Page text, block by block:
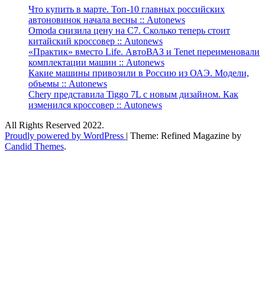
Что купить в марте. Топ-10 главных российских
автоновинок начала весны :: Autonews
Omoda снизила цену на C7. Сколько теперь стоит
китайский кроссовер :: Autonews
«Практик» вместо Life. АвтоВАЗ и Tenet переименовали
комплектации машин :: Autonews
Какие машины привозили в Россию из ОАЭ. Модели,
объемы :: Autonews
Chery представила Tiggo 7L с новым дизайном. Как
изменился кроссовер :: Autonews
All Rights Reserved 2022.
Proudly powered by WordPress
Theme: Refined Magazine by
Candid Themes.